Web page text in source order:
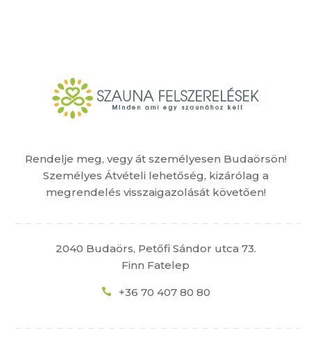
Rendelje meg, vegy át személyesen Budaörsön!
Személyes Átvételi lehetőség, kizárólag a
megrendelés visszaigazolását követően!
2040 Budaörs, Petőfi Sándor utca 73.
Finn Fatelep
+36 70 407 80 80